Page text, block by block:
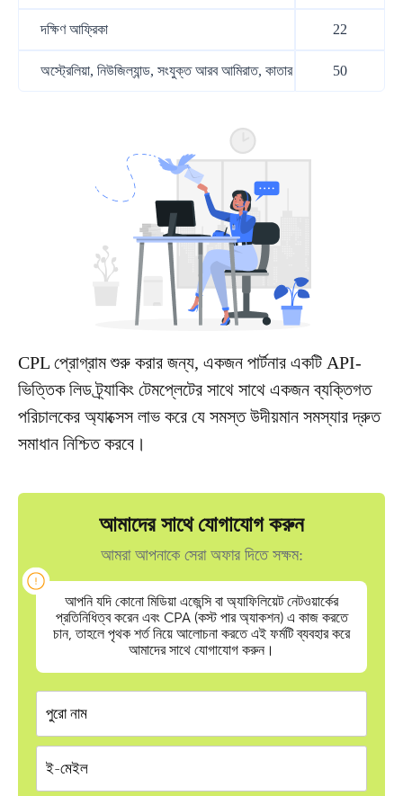
দক্ষিণ আফ্রিকা 22
অস্ট্রেলিয়া, নিউজিল্যান্ড, সংযুক্ত আরব আমিরাত, কাতার 50
CPL প্রোগ্রাম শুরু করার জন্য, একজন পার্টনার একটি API-
ভিত্তিক লিড ট্র্যাকিং টেমপ্লেটের সাথে সাথে একজন ব্যক্তিগত
পরিচালকের অ্যাক্সেস লাভ করে যে সমস্ত উদীয়মান সমস্যার দ্রুত
সমাধান নিশ্চিত করবে।
আমাদের সাথে যোগাযোগ করুন
আমরা আপনাকে সেরা অফার দিতে সক্ষম:
আপনি যদি কোনো মিডিয়া এজেন্সি বা অ্যাফিলিয়েট নেটওয়ার্কের
প্রতিনিধিত্ব করেন এবং CPA (কস্ট পার অ্যাকশন) এ কাজ করতে
চান, তাহলে পৃথক শর্ত নিয়ে আলোচনা করতে এই ফর্মটি ব্যবহার করে
আমাদের সাথে যোগাযোগ করুন।